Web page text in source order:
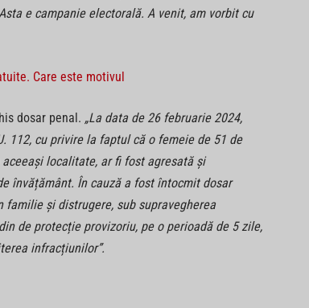
e campanie electorală. A venit, am vorbit cu
Care este motivul
dosar penal. „La data de 26 februarie 2024,
112, cu privire la faptul că o femeie de 51 de
localitate, ar fi fost agresată și
învățământ. În cauză a fost întocmit dosar
și distrugere, sub supravegherea
de protecție provizoriu, pe o perioadă de 5 zile,
infracțiunilor”.